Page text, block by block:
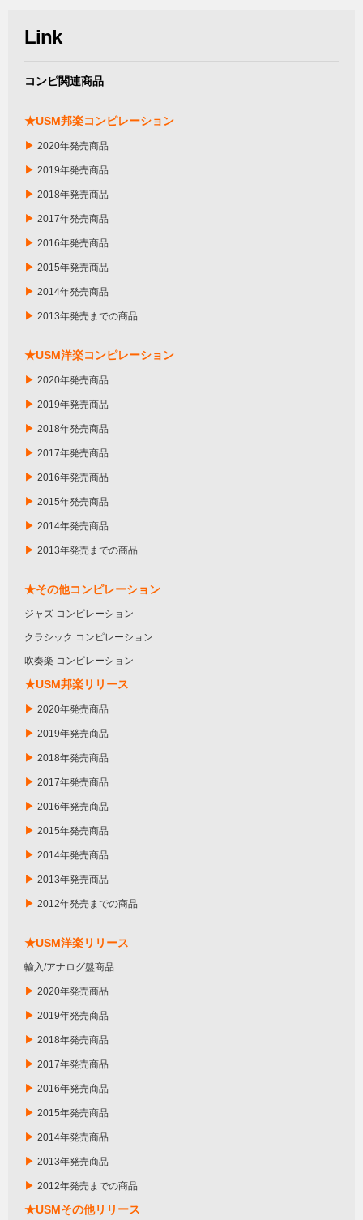
Link
コンピ関連商品
★USM邦楽コンピレーション
▶ 2020年発売商品
▶ 2019年発売商品
▶ 2018年発売商品
▶ 2017年発売商品
▶ 2016年発売商品
▶ 2015年発売商品
▶ 2014年発売商品
▶ 2013年発売までの商品
★USM洋楽コンピレーション
▶ 2020年発売商品
▶ 2019年発売商品
▶ 2018年発売商品
▶ 2017年発売商品
▶ 2016年発売商品
▶ 2015年発売商品
▶ 2014年発売商品
▶ 2013年発売までの商品
★その他コンピレーション
ジャズ コンピレーション
クラシック コンピレーション
吹奏楽 コンピレーション
★USM邦楽リリース
▶ 2020年発売商品
▶ 2019年発売商品
▶ 2018年発売商品
▶ 2017年発売商品
▶ 2016年発売商品
▶ 2015年発売商品
▶ 2014年発売商品
▶ 2013年発売商品
▶ 2012年発売までの商品
★USM洋楽リリース
輸入/アナログ盤商品
▶ 2020年発売商品
▶ 2019年発売商品
▶ 2018年発売商品
▶ 2017年発売商品
▶ 2016年発売商品
▶ 2015年発売商品
▶ 2014年発売商品
▶ 2013年発売商品
▶ 2012年発売までの商品
★USMその他リリース